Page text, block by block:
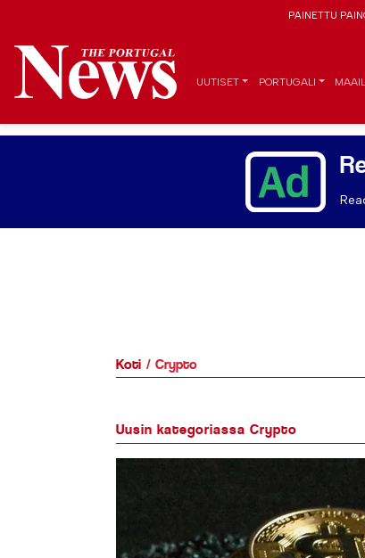
PAINETTU
UUTISET PORTUGALI
Koti Crypto
Uusin kategoriassa Crypto